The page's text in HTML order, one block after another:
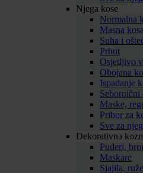
Njega kose
Normalna
Masna kosa
Suha i
Prhut
Osjetljivo
Obojana
Ispadanje
Seboroični
Maske,
Pribor za
Sve za
Dekorativna
Puderi,
Maskare
Sjajila,